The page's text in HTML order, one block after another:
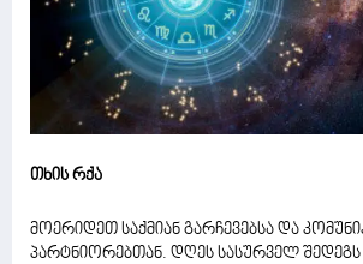
თხის რქა
მოერიდეთ საქმიან გარჩევებსა და
პარტნიორებთან. დღეს სასურველ